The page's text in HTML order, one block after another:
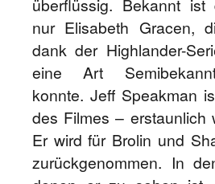
überflüssig. Bekannt ist
nur Elisabeth Gracen,
dank der Highlander-
eine Art
konnte. Jeff Speakman
des Filmes – erstaunlich
Er wird für Brolin und
zurückgenommen. In